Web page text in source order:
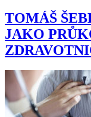
TOMÁŠ
JAKO